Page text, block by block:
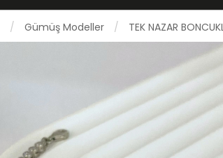
Gümüş Modeller TEK NAZAR